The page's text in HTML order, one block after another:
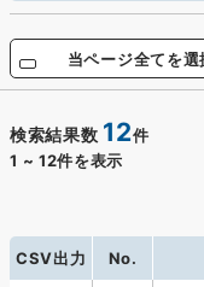
当ページ全てを
検索結果数 12件
1 ~ 12件を表示
CSV出力 No.